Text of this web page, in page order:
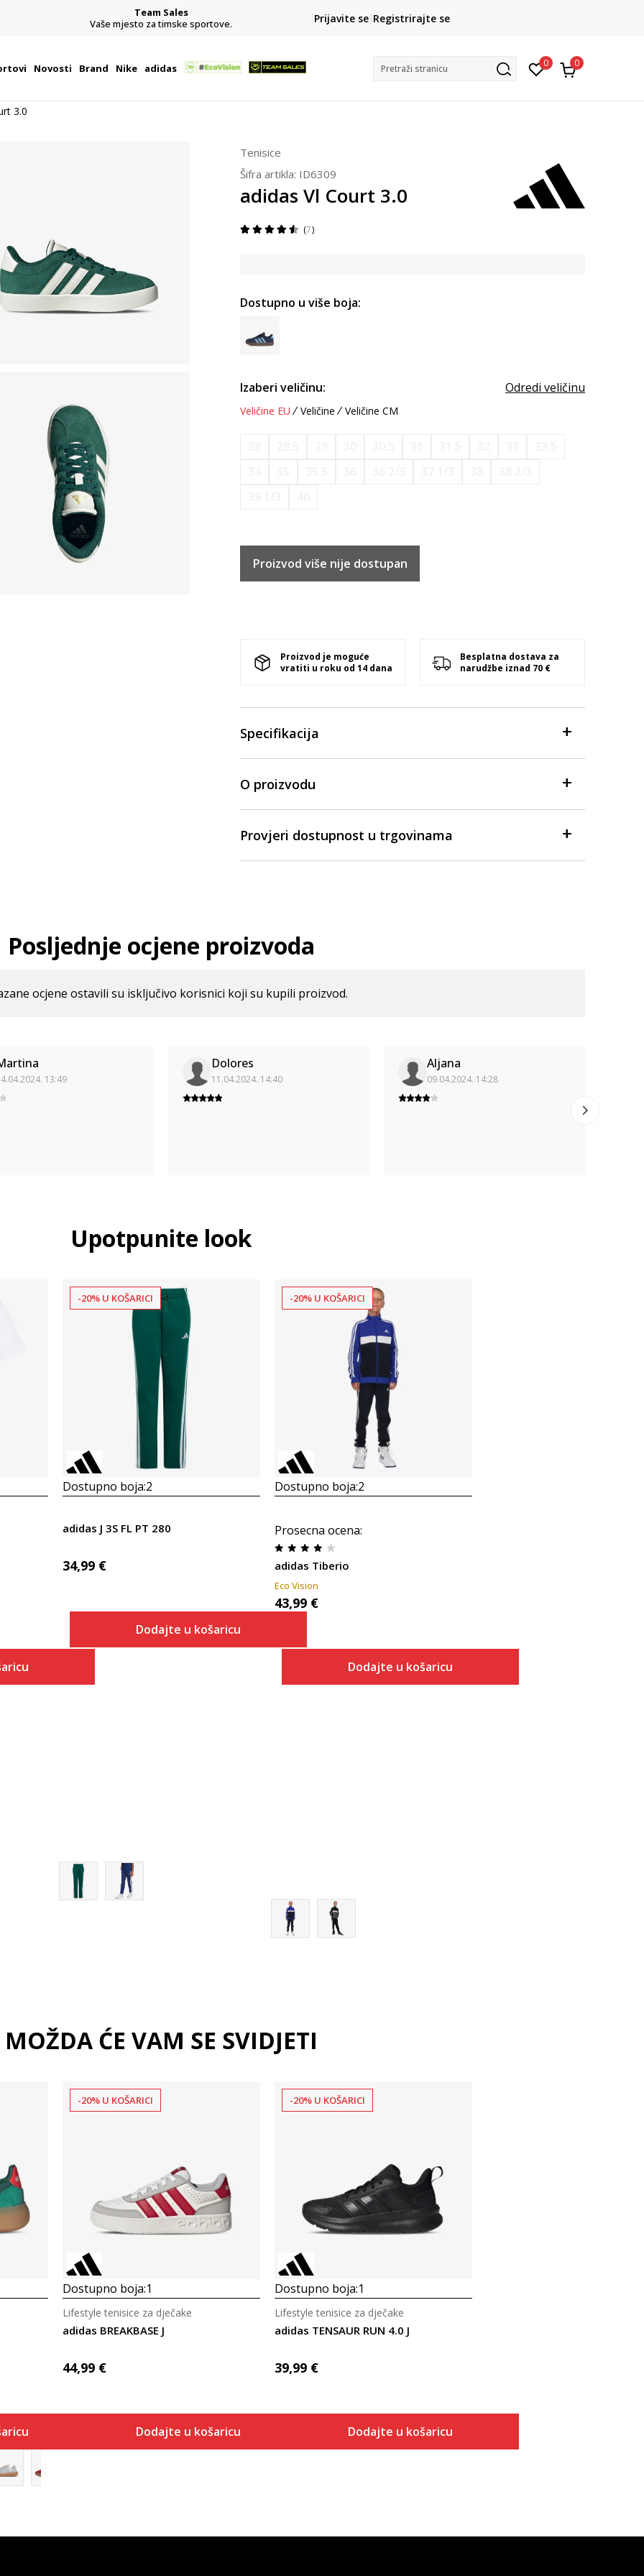
Team Sales
Vaše mjesto za timske sportove.
CLICK& COLLECT
besplatno preuzimanje u trgovini
Prijavite se Registrirajte se
Novosti Brand Nike adidas Pretraži stranicu 0 0
3.0
Tenisice
Šifra artikla: ID6309
adidas Vl Court 3.0
7
Dostupno u više boja:
Izaberi veličinu: Odredi veličinu
Veličine EU Veličine Veličine CM
Proizvod više nije dostupan
Proizvod je moguće
vratiti u roku od 14 dana
Besplatna dostava za
narudžbe iznad 70 €
Specifikacija
O proizvodu
Provjeri dostupnost u trgovinama
Posljednje ocjene proizvoda
ocjene ostavili su isključivo korisnici koji su kupili proizvod.
13:49
Dolores
11.04.2024. 14:40
Aljana
09.04.2024. 14:28
Upotpunite look
-20% U KOŠARICI
Dostupno boja:2
adidas J 3S FL PT 280
34,99 €
Dodajte u košaricu
-20% U KOŠARICI
Dostupno boja:2
Prosecna ocena:
adidas Tiberio
Eco Vision
43,99 €
Dodajte u košaricu
MOŽDA ĆE VAM SE SVIDJETI
-20% U KOŠARICI
Dostupno boja:1
adidas BREAKBASE J
Lifestyle tenisice za dječake
44,99 €
Dodajte u košaricu
-20% U KOŠARICI
Dostupno boja:1
adidas TENSAUR RUN 4.0 J
Lifestyle tenisice za dječake
39,99 €
Dodajte u košaricu